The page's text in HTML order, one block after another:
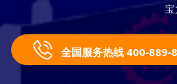
全国服务热线 400-889-